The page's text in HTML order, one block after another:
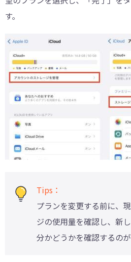
す。
Tips：
プランを変更する前に、
ジの使用量を確認し、新
分かどうかを確認するのが